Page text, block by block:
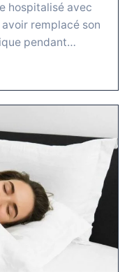
hospitalisé avec
remplacé son
pendant…